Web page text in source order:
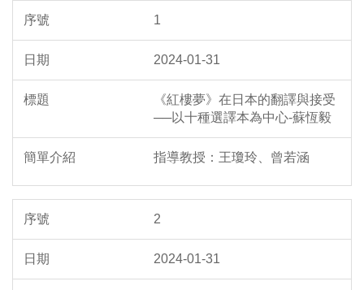
1
2024-01-31
《紅樓夢》在日本的翻譯與接受
──以十種選譯本為中心-蘇恆毅
指導教授：王瓊玲、曾若涵
2
2024-01-31